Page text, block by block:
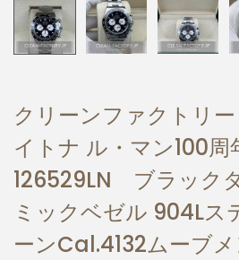
クリーンファクトリ
イトナ ル・マン100周
126529LN ブラック
ミックベゼル 904L
ーンCal.4132ムーブメ